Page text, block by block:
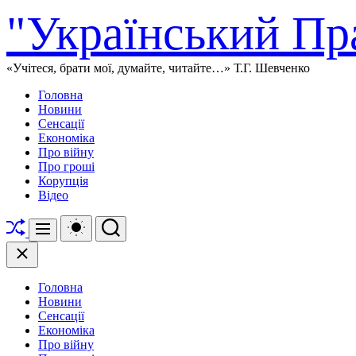
до
вмісту
"Український
«Учітеся, брати мої, думайте, читайте…» Т.Г. Шевченко
Головна
Новини
Сенсації
Економіка
Про війну
Про гроші
Корупція
Відео
Перетасувати
Меню
Перемикач
кольорового
Пошук
Закрити
Головна
Новини
Сенсації
Економіка
Про війну